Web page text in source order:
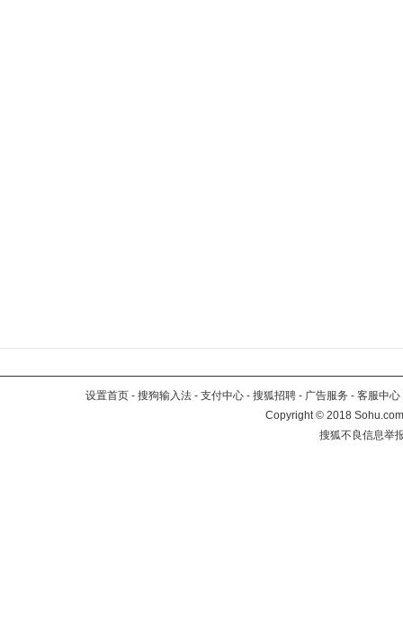
设置首页 - 搜狗输入法 - 支付中心 - 搜狐招聘 - 广告服务 - 客服中心
Copyright©2018
搜狐不良信息举